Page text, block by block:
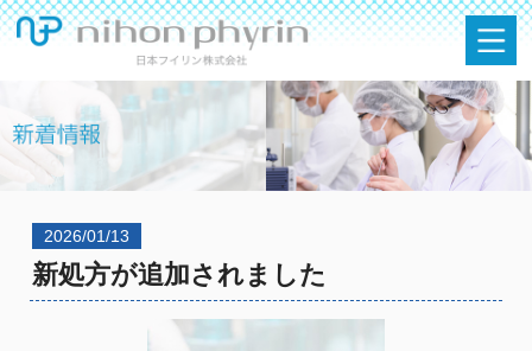
2026/01/13
新処方が追加されました